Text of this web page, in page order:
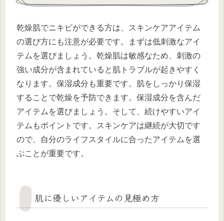
乾燥肌でニキビができる方は、スキンケアアイテム
の選び方にも注意が必要です。まずは低刺激なアイ
テムを選びましょう。乾燥肌は敏感なため、刺激の
強い成分が含まれていると肌トラブルが起きやすく
なります。保湿成分も重要です。肌をしっかり保湿
することで乾燥を予防できます。保湿成分を含んだ
アイテムを選びましょう。そして、続けやすいアイ
テムもポイントです。スキンケアは継続が大切です
ので、自分のライフスタイルに合ったアイテムを選
ぶことが重要です。
肌に優しいアイテムの見極め方